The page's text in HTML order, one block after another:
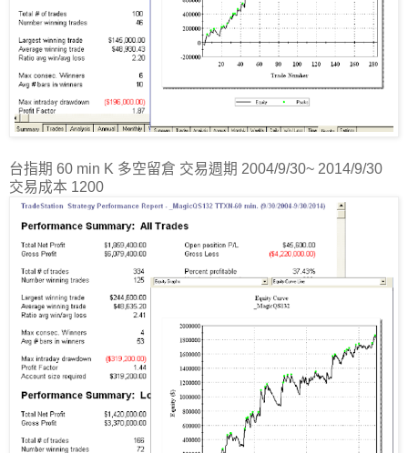
台指期 60 min K 多空留倉 交易週期 2004/9/30~ 2014/9/30
交易成本 1200